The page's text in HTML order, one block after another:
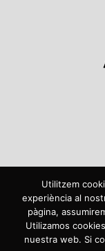
Copyright © 2021
reservados. NHLmania
NHL, tant en català com
Utilitzem
experiència al
pàgina,
Utilizamos
nuestra web. Si